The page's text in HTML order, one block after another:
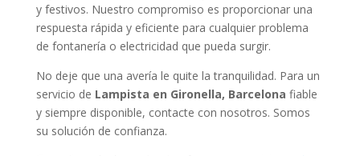
y festivos. Nuestro compromiso es proporcionar una
respuesta rápida y eficiente para cualquier problema
de fontanería o electricidad que pueda surgir.
No deje que una avería le quite la tranquilidad. Para un
servicio de Lampista en Gironella, Barcelona fiable
y siempre disponible, contacte con nosotros. Somos
su solución de confianza.